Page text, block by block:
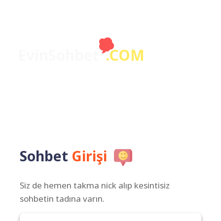
.COM
Sohbet Girişi
Siz de hemen takma nick alıp kesintisiz
sohbetin tadına varın.